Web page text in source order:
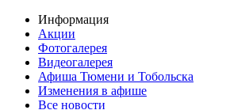
Информация
Акции
Фотогалерея
Видеогалерея
Афиша Тюмени и Тобольска
Изменения в афише
Все новости